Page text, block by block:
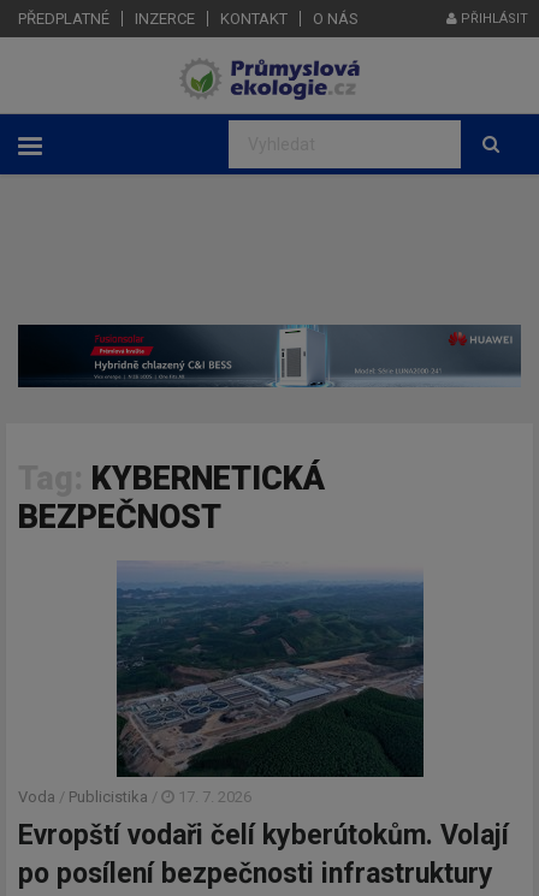
PŘEDPLATNÉ INZERCE KONTAKT O NÁS PŘIHLÁSIT
KYBERNETICKÁ
BEZPEČNOST
Voda / Publicistika / 17. 7. 2026
Evropští vodaři čelí kyberútokům. Volají
po posílení bezpečnosti infrastruktury